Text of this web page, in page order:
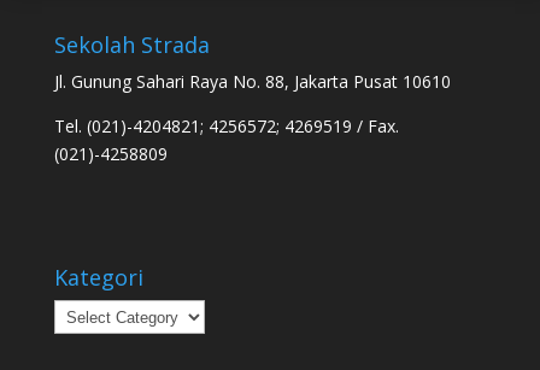
Sekolah Strada
Jl. Gunung Sahari Raya No. 88, Jakarta Pusat 10610
Tel. (021)-4204821; 4256572; 4269519 / Fax.
(021)-4258809
Kategori
Kategori